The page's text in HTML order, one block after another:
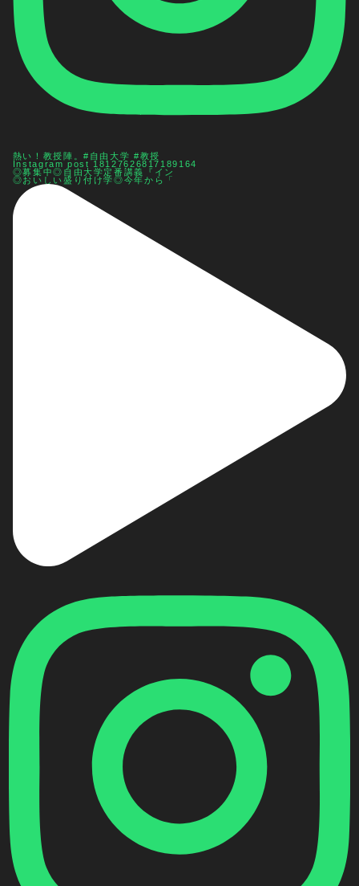
熱い！教授陣。#自由大学 #教授
Instagram post 18127626817189164
◎募集中◎自由大学定番講義『イン
◎おいしい盛り付け学◎今年から「